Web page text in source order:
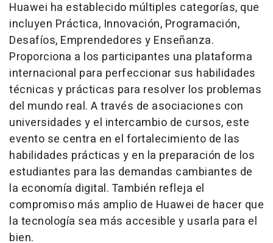
Huawei ha establecido múltiples categorías, que
incluyen Práctica, Innovación, Programación,
Desafíos, Emprendedores y Enseñanza.
Proporciona a los participantes una plataforma
internacional para perfeccionar sus habilidades
técnicas y prácticas para resolver los problemas
del mundo real. A través de asociaciones con
universidades y el intercambio de cursos, este
evento se centra en el fortalecimiento de las
habilidades prácticas y en la preparación de los
estudiantes para las demandas cambiantes de
la economía digital. También refleja el
compromiso más amplio de Huawei de hacer que
la tecnología sea más accesible y usarla para el
bien.